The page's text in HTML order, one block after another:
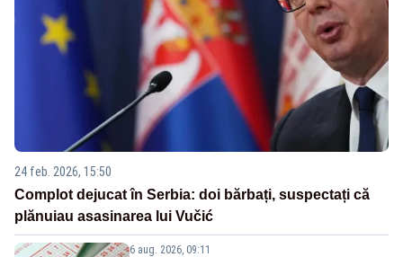
24 feb. 2026, 15:50
Complot dejucat în Serbia: doi bărbați, suspectați că
plănuiau asasinarea lui Vučić
6 aug. 2026, 09:11